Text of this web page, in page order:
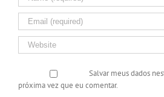
Salvar meus dados
próxima vez que eu comentar.